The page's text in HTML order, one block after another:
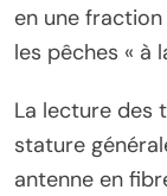
en une
les pêches « à
La lecture des
stature
antenne en